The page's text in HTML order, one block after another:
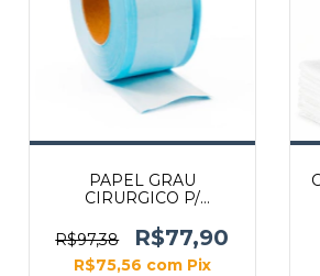
PAPEL GRAU
CIRURGICO P/
FLEXPELL 15CM X
100M
R$97,38 R$77,90
R$75,56 com Pix